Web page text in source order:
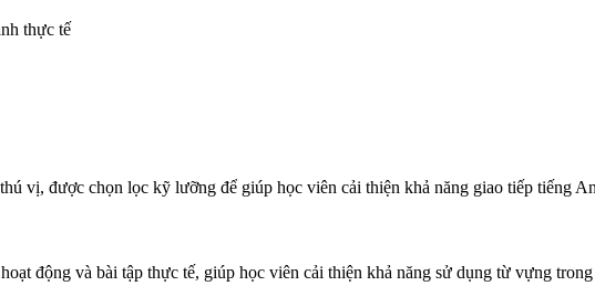
thực tế
vị, được chọn lọc kỹ lưỡng để giúp học viên cải thiện khả năng giao tiếp tiếng
động và bài tập thực tế, giúp học viên cải thiện khả năng sử dụng từ vựng